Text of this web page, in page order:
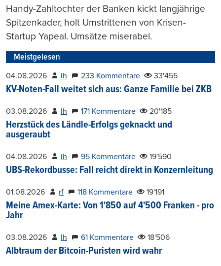
Handy-Zahltochter der Banken kickt langjährige
Spitzenkader, holt Umstrittenen von Krisen-
Startup Yapeal. Umsätze miserabel.
Meistgelesen
04.08.2026 lh 233 Kommentare 33'455
KV-Noten-Fall weitet sich aus: Ganze Familie bei ZKB
03.08.2026 lh 171 Kommentare 20'185
Herzstück des Ländle-Erfolgs geknackt und
ausgeraubt
04.08.2026 lh 95 Kommentare 19'590
UBS-Rekordbusse: Fall reicht direkt in Konzernleitung
01.08.2026 rf 118 Kommentare 19'191
Meine Amex-Karte: Von 1'850 auf 4'500 Franken - pro
Jahr
03.08.2026 lh 61 Kommentare 18'506
Albtraum der Bitcoin-Puristen wird wahr